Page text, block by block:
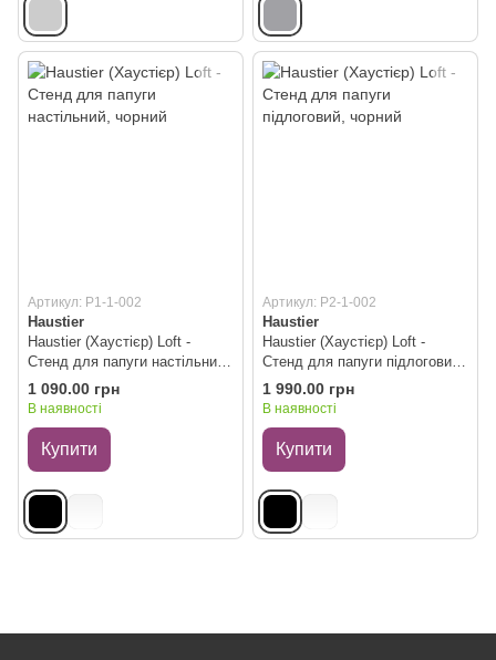
Артикул: P1-1-002
Haustier
Haustier (Хаустієр) Loft -
Стенд для папуги настільний,
чорний
1 090.00 грн
В наявності
Купити
Артикул: P2-1-002
Haustier
Haustier (Хаустієр) Loft -
Стенд для папуги підлоговий,
чорний
1 990.00 грн
В наявності
Купити